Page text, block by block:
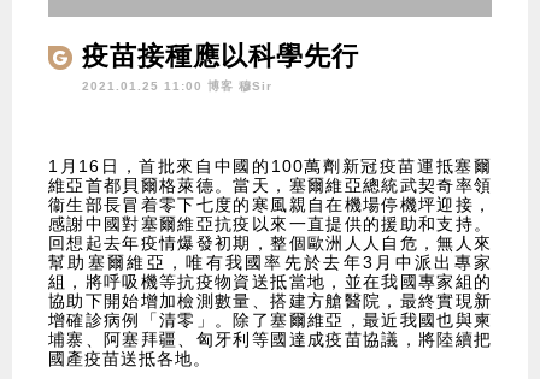
疫苗接種應以科學先行
2021.01.25 11:00 博客 穆Sir
1月16日，首批來自中國的100萬劑新冠疫苗運抵塞爾
維亞首都貝爾格萊德。當天，塞爾維亞總統武契奇率領
衞生部長冒着零下七度的寒風親自在機場停機坪迎接，
感謝中國對塞爾維亞抗疫以來一直提供的援助和支持。
回想起去年疫情爆發初期，整個歐洲人人自危，無人來
幫助塞爾維亞，唯有我國率先於去年3月中派出專家
組，將呼吸機等抗疫物資送抵當地，並在我國專家組的
協助下開始增加檢測數量、搭建方艙醫院，最終實現新
增確診病例「清零」。除了塞爾維亞，最近我國也與柬
埔寨、阿塞拜疆、匈牙利等國達成疫苗協議，將陸續把
國產疫苗送抵各地。